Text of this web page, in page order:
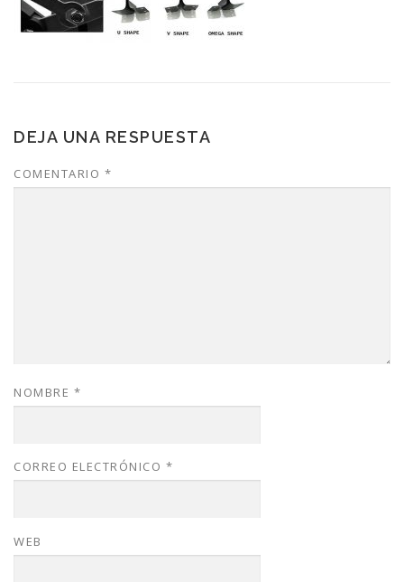
DEJA UNA RESPUESTA
COMENTARIO *
NOMBRE *
CORREO ELECTRÓNICO *
WEB